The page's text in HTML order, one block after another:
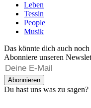
Leben
Tessin
People
Musik
Das könnte dich auch noch
Abonniere unseren
Abonnieren
Du hast uns was zu sagen?